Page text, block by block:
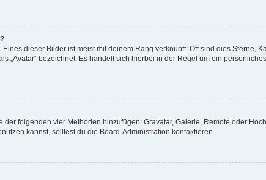
dieser Bilder ist meist mit deinem Rang verknüpft: Oft sind dies Sterne,
„Avatar“ bezeichnet. Es handelt sich hierbei in der Regel um ein
folgenden vier Methoden hinzufügen: Gravatar, Galerie, Remote oder
kannst, solltest du die Board-Administration kontaktieren.